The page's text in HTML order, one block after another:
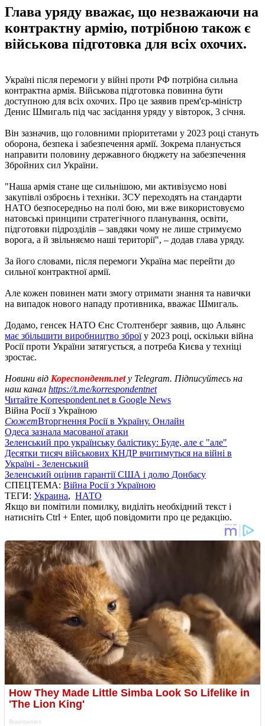
Глава уряду вважає, що незважаючи на
контрактну армію, потрібною також є
військова підготовка для всіх охочих.
Україні після перемоги у війні проти РФ потрібна сильна
контрактна армія. Військова підготовка повинна бути
доступною для всіх охочих. Про це заявив прем'єр-міністр
Денис Шмигаль під час засідання уряду у вівторок, 3 січня.
Він зазначив, що головними пріоритетами у 2023 році стануть
оборона, безпека і забезпечення армії. Зокрема планується
направити половину державного бюджету на забезпечення
Збройних сил України.
"Наша армія стане ще сильнішою, ми активізуємо нові
закупівлі озброєнь і техніки. ЗСУ переходять на стандарти
НАТО безпосередньо на полі бою, ми вже використовуємо
натовські принципи стратегічного планування, освіти,
підготовки підрозділів – завдяки чому не лише стримуємо
ворога, а й звільняємо наші території", – додав глава уряду.
За його словами, після перемоги Україна має перейти до
сильної контрактної армії.
Але кожен повинен мати змогу отримати знання та навички
на випадок нового нападу противника, вважає Шмигаль.
Додамо, генсек НАТО Єнс Столтенберг заявив, що Альянс
має збільшити виробництво зброїу 2023 році, оскільки війна
Росії проти України затягується, а потреба Києва у техніці
зростає.
Новини від Кореспондент.netу Telegram. Підписуйтесь на
наш канал https://t.me/korrespondentnet
Читайте Korrespondent.net в Google News
Війна Росії з Україною
СюжетВторгнення Росії в Україну. Онлайн
Одеса зазнала масованої атаки
Зеленський про українську балістику: Буде, але є "але"
Десятки тисяч військових КНДР вчитимуться на війні в
Україні - Зеленський
Зеленський оцінив гарантії США і долю Донбасу
СПЕЦТЕМА: Війна Росії з Україною
ТЕГИ: Украина, НАТО
Якщо ви помітили помилку, виділіть необхідний текст і
натисніть Ctrl + Enter, щоб повідомити про це редакцію.